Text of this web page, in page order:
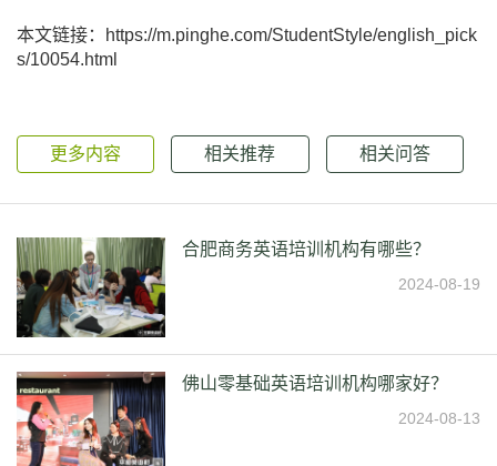
本文链接：https://m.pinghe.com/StudentStyle/english_pick
s/10054.html
更多内容 相关推荐 相关问答
合肥商务英语培训机构有哪些？
2024-08-19
佛山零基础英语培训机构哪家好？
2024-08-13